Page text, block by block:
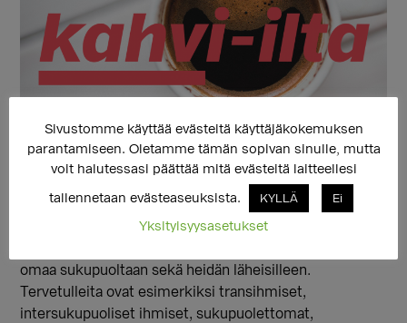
Ilmoittaudu mukaan – Sign up:
https://www.flomembers.com/smok/events/register/
9dcb88e0137649590b755372b040afad Torstain kahvi-
ilta jatkaa vihdoin toimintaansa kesäkuussa. Kahvi-ilta
omaa sukupuoltaan sekä heidän läheisilleen.
Tervetulleita ovat esimerkiksi transihmiset,
intersukupuoliset ihmiset, sukupuolettomat,
Sivustomme käyttää evästeitä käyttäjäkokemuksen
parantamiseen. Oletamme tämän sopivan sinulle, mutta
voit halutessasi päättää mitä evästeitä laitteellesi
tallennetaan evästeaseuksista. KYLLÄ Ei
Yksityisyysasetukset